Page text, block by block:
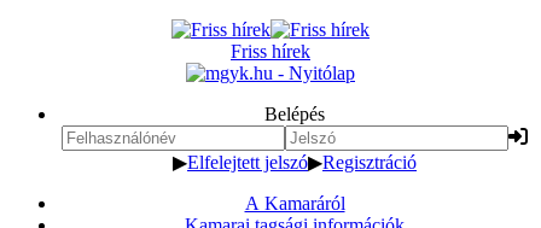
Friss hírek
Belépés
▶Elfelejtett jelszó▶Regisztráció
A Kamaráról